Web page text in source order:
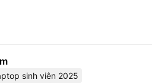
sinh viên 2025